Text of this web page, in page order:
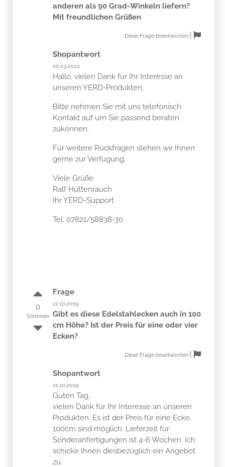
anderen als 90 Grad-Winkeln liefern?
Mit freundlichen Grüßen
Diese Frage beantworten
Shopantwort
10.03.2022
Hallo, vielen Dank für Ihr Interesse an
unseren YERD-Produkten,
Bitte nehmen Sie mit uns telefonisch
Kontakt auf um Sie passend beraten
zukönnen.
Für weitere Rückfragen stehen wir Ihnen
gerne zur Verfügung.
Viele Grüße
Ralf Hüttenrauch
Ihr YERD-Support
Tel. 07821/58838-30
0
Stimmen
Frage
21.10.2019
Gibt es diese Edelstahlecken auch in 100
cm Höhe? Ist der Preis für eine oder vier
Ecken?
Diese Frage beantworten
Shopantwort
21.10.2019
Guten Tag,
vielen Dank für Ihr Interesse an unseren
Produkten. Es ist der Preis für eine Ecke.
100cm sind möglich. Lieferzeit für
Sonderanfertigungen ist 4-6 Wochen. Ich
schicke Ihnen diesbezüglich ein Angebot
zu.